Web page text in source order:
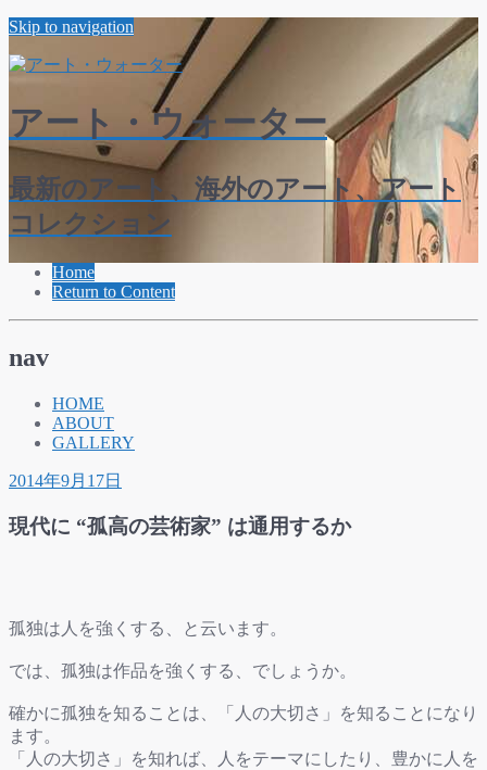
Skip to navigation
アート・ウォーター
最新のアート、海外のアート、アート
コレクション
Home
Return to Content
nav
HOME
ABOUT
GALLERY
2014年9月17日
現代に “孤高の芸術家” は通用するか
孤独は人を強くする、と云います。
では、孤独は作品を強くする、でしょうか。
確かに孤独を知ることは、「人の大切さ」を知ることになり
ます。
「人の大切さ」を知れば、人をテーマにしたり、豊かに人を